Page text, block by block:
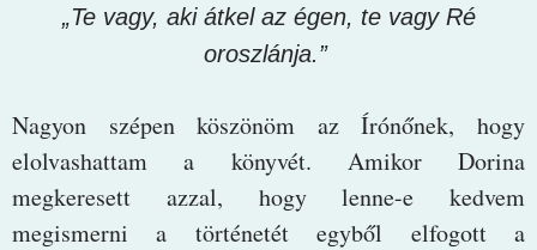
„Te vagy, aki átkel az égen, te vagy Ré
oroszlánja.”
Nagyon szépen köszönöm az Írónőnek, hogy
elolvashattam a könyvét. Amikor Dorina
megkeresett azzal, hogy lenne-e kedvem
megismerni a történetét egyből elfogott a